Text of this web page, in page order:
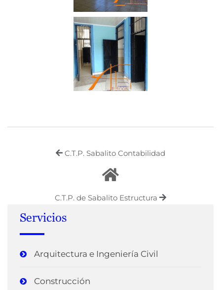
C.T.P. Sabalito Contabilidad
C.T.P. de Sabalito Estructura
Servicios
Arquitectura e Ingeniería Civil
Construcción